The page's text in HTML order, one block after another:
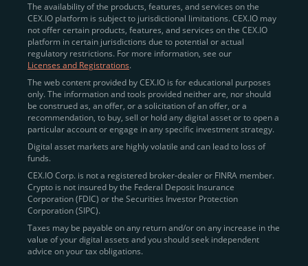
The availability of the products, features, and services on the
CEX.IO platform is subject to jurisdictional limitations. CEX.IO may
not offer certain products, features, and services on the CEX.IO
platform in certain jurisdictions due to potential or actual
regulatory restrictions. For more information, see our
Licenses and Registrations.
The web content provided by CEX.IO is for educational purposes
only. The information and tools provided neither are, nor should
be construed as, an offer, or a solicitation of an offer, or a
recommendation, to buy, sell or hold any digital asset or to open a
particular account or engage in any specific investment strategy.
Digital asset markets are highly volatile and can lead to loss of
funds.
CEX.IO Corp. is not a registered broker-dealer or FINRA member.
Crypto is not insured by the Federal Deposit Insurance
Corporation (FDIC) or the Securities Investor Protection
Corporation (SIPC).
Taxes may be payable on any return and/or on any increase in the
value of your digital assets and you should seek independent
advice on your tax obligations.